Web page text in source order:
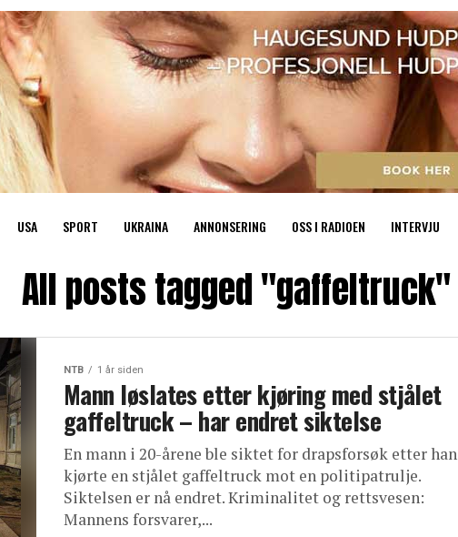
USA SPORT UKRAINA ANNONSERING OSS I RADIOEN INTERVJU
All posts tagged "gaffeltruck"
NTB 1 år siden
Mann løslates etter kjøring med stjålet
gaffeltruck – har endret siktelse
En mann i 20-årene ble siktet for drapsforsøk etter han
kjørte en stjålet gaffeltruck mot en politipatrulje.
Siktelsen er nå endret. Kriminalitet og rettsvesen:
Mannens forsvarer,...